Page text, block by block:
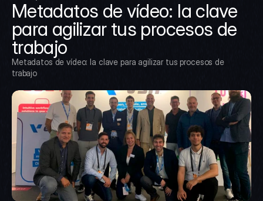
Metadatos de vídeo: la clave
para agilizar tus procesos de
trabajo
Metadatos de vídeo: la clave para agilizar tus procesos de
trabajo